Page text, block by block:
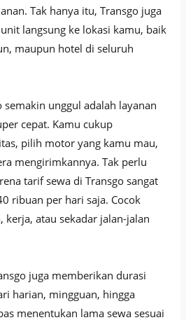
Tak hanya itu, Transgo juga
langsung ke lokasi kamu, baik
maupun hotel di seluruh
semakin unggul adalah layanan
cepat. Kamu cukup
pilih motor yang kamu mau,
mengirimkannya. Tak perlu
tarif sewa di Transgo sangat
ribuan per hari saja. Cocok
atau sekadar jalan-jalan
juga memberikan durasi
harian, mingguan, hingga
menentukan lama sewa sesuai